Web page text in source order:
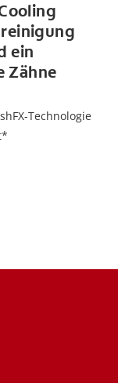
ein
Zähne
Technologie